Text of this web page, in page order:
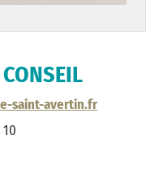
saint-avertin.fr